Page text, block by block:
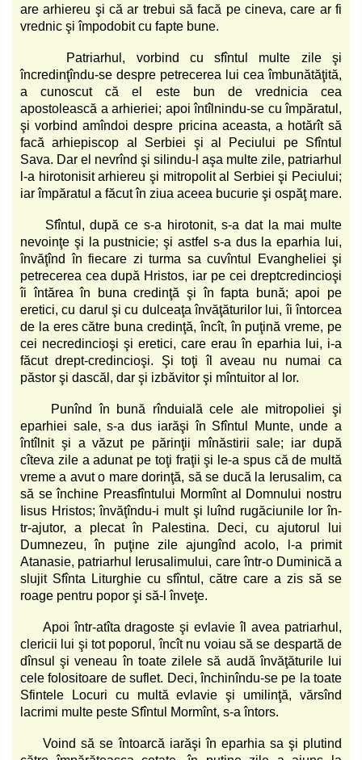
are arhiereu şi că ar trebui să facă pe cineva, care ar fi
vrednic şi împodobit cu fapte bune.
Patriarhul, vorbind cu sfîntul multe zile şi
încredinţîndu-se despre petrecerea lui cea îmbunătăţită,
a cunoscut că el este bun de vrednicia cea
apostolească a arhieriei; apoi întîlnindu-se cu împăratul,
şi vorbind amîndoi despre pricina aceasta, a hotărît să
facă arhiepiscop al Serbiei şi al Peciului pe Sfîntul
Sava. Dar el nevrînd şi silindu-l aşa multe zile, patriarhul
l-a hirotonisit arhiereu şi mitropolit al Serbiei şi Peciului;
iar împăratul a făcut în ziua aceea bucurie şi ospăţ mare.
Sfîntul, după ce s-a hirotonit, s-a dat la mai multe
nevoinţe şi la pustnicie; şi astfel s-a dus la eparhia lui,
învăţînd în fiecare zi turma sa cuvîntul Evangheliei şi
petrecerea cea după Hristos, iar pe cei dreptcredincioşi
îi întărea în buna credinţă şi în fapta bună; apoi pe
eretici, cu darul şi cu dulceaţa învăţăturilor lui, îi întorcea
de la eres către buna credinţă, încît, în puţină vreme, pe
cei necredincioşi şi eretici, care erau în eparhia lui, i-a
făcut drept-credincioşi. Şi toţi îl aveau nu numai ca
păstor şi dascăl, dar şi izbăvitor şi mîntuitor al lor.
Punînd în bună rînduială cele ale mitropoliei şi
eparhiei sale, s-a dus iarăşi în Sfîntul Munte, unde a
întîlnit şi a văzut pe părinţii mînăstirii sale; iar după
cîteva zile a adunat pe toţi fraţii şi le-a spus că de multă
vreme a avut o mare dorinţă, să se ducă la Ierusalim, ca
să se închine Preasfîntului Mormînt al Domnului nostru
Iisus Hristos; învăţîndu-i mult şi luînd rugăciunile lor în-
tr-ajutor, a plecat în Palestina. Deci, cu ajutorul lui
Dumnezeu, în puţine zile ajungînd acolo, l-a primit
Atanasie, patriarhul Ierusalimului, care într-o Duminică a
slujit Sfînta Liturghie cu sfîntul, către care a zis să se
roage pentru popor şi să-l înveţe.
Apoi într-atîta dragoste şi evlavie îl avea patriarhul,
clericii lui şi tot poporul, încît nu voiau să se despartă de
dînsul şi veneau în toate zilele să audă învăţăturile lui
cele folositoare de suflet. Deci, închinîndu-se pe la toate
Sfintele Locuri cu multă evlavie şi umilinţă, vărsînd
lacrimi multe peste Sfîntul Mormînt, s-a întors.
Voind să se întoarcă iarăşi în eparhia sa şi plutind